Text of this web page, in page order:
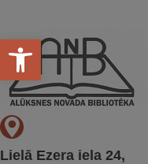
Open toolbar
Lielā Ezera iela 24,